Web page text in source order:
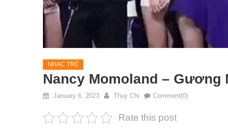
NHẠC TRẺ
Nancy Momoland – Gương
January 6, 2023 Thuy Chi Comment(0)
Rate this post